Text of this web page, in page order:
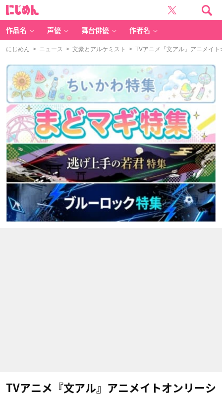
作品名 声優 舞台俳優 作者名
にじめん > ニュース > 文豪とアルケミスト > TVアニメ『文アル』アニメイ
TVアニメ『文アル』アニメイトオンリーシ